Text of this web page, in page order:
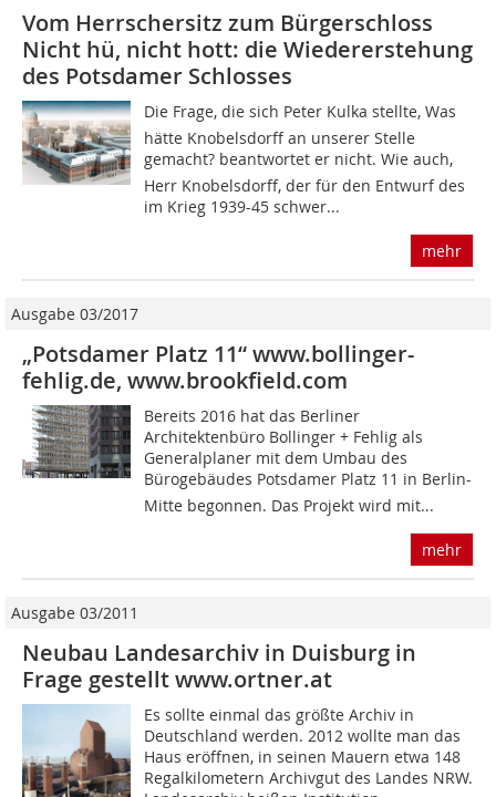
Vom Herrschersitz zum Bürgerschloss
Nicht hü, nicht hott: die Wiedererstehung
des Potsdamer Schlosses
Die Frage, die sich Peter Kulka stellte, Was
hätte Knobelsdorff an unserer Stelle
gemacht? beantwortet er nicht. Wie auch,
Herr Knobelsdorff, der für den Entwurf des
im Krieg 1939-45 schwer...
mehr
Ausgabe 03/2017
„Potsdamer Platz 11“ www.bollinger-
fehlig.de, www.brookfield.com
Bereits 2016 hat das Berliner
Architektenbüro Bollinger + Fehlig als
Generalplaner mit dem Umbau des
Bürogebäudes Potsdamer Platz 11 in Berlin-
Mitte begonnen. Das Projekt wird mit...
mehr
Ausgabe 03/2011
Neubau Landesarchiv in Duisburg in
Frage gestellt www.ortner.at
Es sollte einmal das größte Archiv in
Deutschland werden. 2012 wollte man das
Haus eröffnen, in seinen Mauern etwa 148
Regalkilometern Archivgut des Landes NRW.